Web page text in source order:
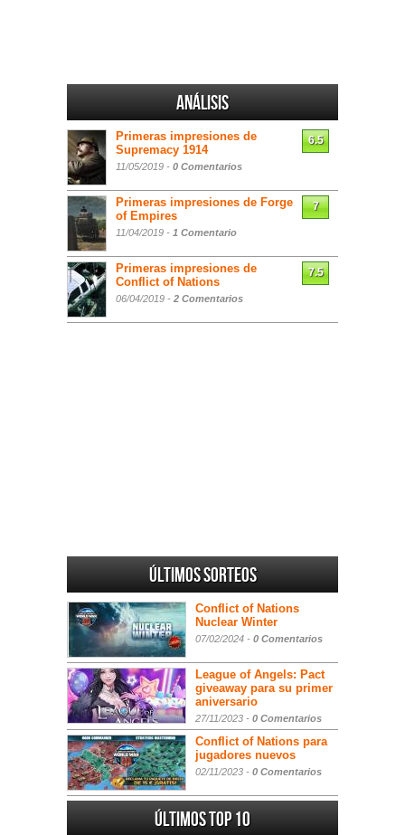
Análisis
Primeras impresiones de
Supremacy 1914
11/05/2019 - 0 Comentarios
6.5
Primeras impresiones de Forge
of Empires
11/04/2019 - 1 Comentario
7
Primeras impresiones de
Conflict of Nations
06/04/2019 - 2 Comentarios
7.5
Últimos sorteos
Conflict of Nations
Nuclear Winter
07/02/2024 - 0 Comentarios
League of Angels: Pact
giveaway para su primer
aniversario
27/11/2023 - 0 Comentarios
Conflict of Nations para
jugadores nuevos
02/11/2023 - 0 Comentarios
Últimos Top 10